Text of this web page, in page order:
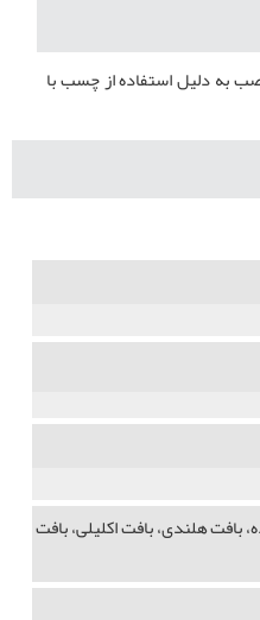
به دلیل استفاده از چسب با
بافت هلندی، بافت اکلیلی، بافت